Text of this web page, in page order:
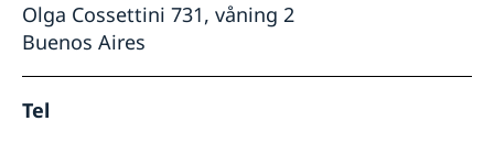
Olga Cossettini 731, våning 2
Buenos Aires
Tel